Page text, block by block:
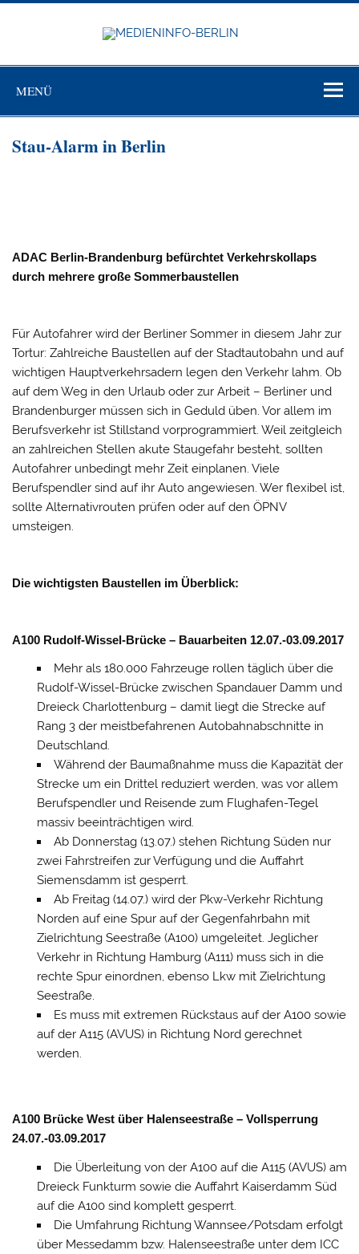
Zum
MENÜ
Stau-Alarm in Berlin
ADAC Berlin-Brandenburg befürchtet Verkehrskollaps
durch mehrere große Sommerbaustellen
Für Autofahrer wird der Berliner Sommer in diesem Jahr zur
Tortur: Zahlreiche Baustellen auf der Stadtautobahn und auf
wichtigen Hauptverkehrsadern legen den Verkehr lahm. Ob
auf dem Weg in den Urlaub oder zur Arbeit – Berliner und
Brandenburger müssen sich in Geduld üben. Vor allem im
Berufsverkehr ist Stillstand vorprogrammiert. Weil zeitgleich
an zahlreichen Stellen akute Staugefahr besteht, sollten
Autofahrer unbedingt mehr Zeit einplanen. Viele
Berufspendler sind auf ihr Auto angewiesen. Wer flexibel ist,
sollte Alternativrouten prüfen oder auf den ÖPNV
umsteigen.
Die wichtigsten Baustellen im Überblick:
A100 Rudolf-Wissel-Brücke – Bauarbeiten 12.07.-03.09.2017
Mehr als 180.000 Fahrzeuge rollen täglich über die
Rudolf-Wissel-Brücke zwischen Spandauer Damm und
Dreieck Charlottenburg – damit liegt die Strecke auf
Rang 3 der meistbefahrenen Autobahnabschnitte in
Deutschland.
Während der Baumaßnahme muss die Kapazität der
Strecke um ein Drittel reduziert werden, was vor allem
Berufspendler und Reisende zum Flughafen-Tegel
massiv beeinträchtigen wird.
Ab Donnerstag (13.07.) stehen Richtung Süden nur
zwei Fahrstreifen zur Verfügung und die Auffahrt
Siemensdamm ist gesperrt.
Ab Freitag (14.07.) wird der Pkw-Verkehr Richtung
Norden auf eine Spur auf der Gegenfahrbahn mit
Zielrichtung Seestraße (A100) umgeleitet. Jeglicher
Verkehr in Richtung Hamburg (A111) muss sich in die
rechte Spur einordnen, ebenso Lkw mit Zielrichtung
Seestraße.
Es muss mit extremen Rückstaus auf der A100 sowie
auf der A115 (AVUS) in Richtung Nord gerechnet
werden.
A100 Brücke West über Halenseestraße – Vollsperrung
24.07.-03.09.2017
Die Überleitung von der A100 auf die A115 (AVUS) am
Dreieck Funkturm sowie die Auffahrt Kaiserdamm Süd
auf die A100 sind komplett gesperrt.
Die Umfahrung Richtung Wannsee/Potsdam erfolgt
über Messedamm bzw. Halenseestraße unter dem ICC